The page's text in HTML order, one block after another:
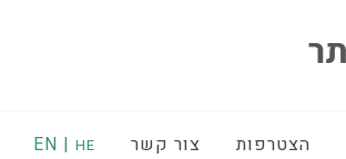
הצטרפות צור קשר EN | HE